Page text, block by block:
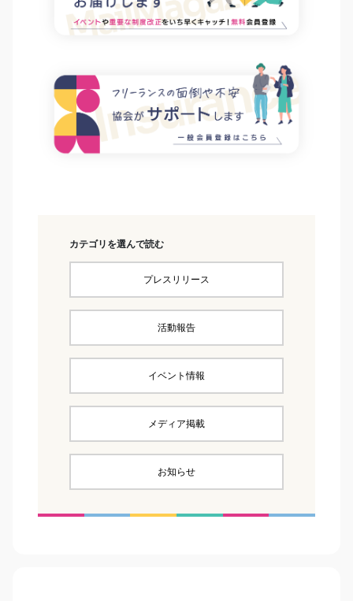
カテゴリを選んで読む
プレスリリース
活動報告
イベント情報
メディア掲載
お知らせ